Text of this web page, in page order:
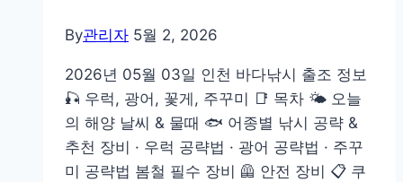
By관리자 5월 2, 2026
2026년 05월 03일 인천 바다낚시 출조 정보
🎣 우럭, 광어, 꽃게, 주꾸미 📑 목차 🌤️ 오늘
의 해양 날씨 & 물때 🐟 어종별 낚시 공략 &
추천 장비 · 우럭 공략법 · 광어 공략법 · 주꾸
미 공략법 봄철 필수 장비 🦺 안전 장비 📋 쿠